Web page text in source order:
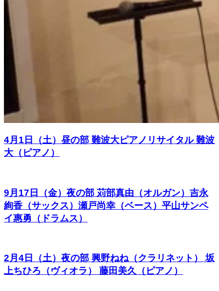
4月1日（土）昼の部 難波大ピアノリサイタル 難波
大（ピアノ）
9月17日（金）夜の部 苅部真由（オルガン）吉永
絢香（サックス）瀬戸尚幸（ベース）平山サンペ
イ惠勇（ドラムス）
2月4日（土）夜の部 興野ねね（クラリネット） 坂
上ちひろ（ヴィオラ） 藤田美久（ピアノ）